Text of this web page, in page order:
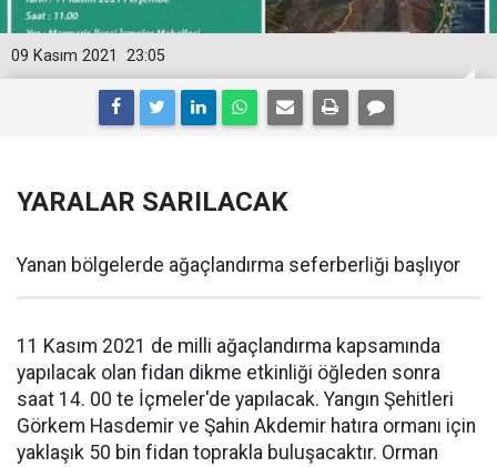
23:05
09 Kasım 2021
YARALAR SARILACAK
Yanan bölgelerde ağaçlandırma seferberliği başlıyor
11 Kasım 2021 de milli ağaçlandırma kapsamında
yapılacak olan fidan dikme etkinliği öğleden sonra
saat 14. 00 te İçmeler'de yapılacak. Yangın Şehitleri
Görkem Hasdemir ve Şahin Akdemir hatıra ormanı için
yaklaşık 50 bin fidan toprakla buluşacaktır. Orman